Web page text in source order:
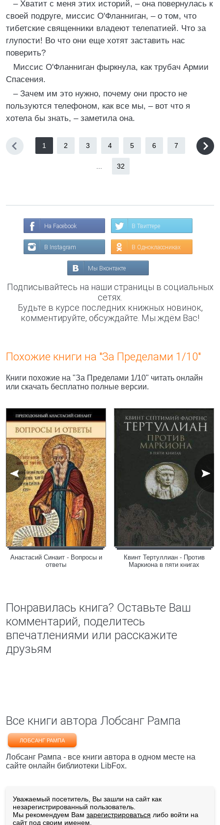
– Хватит с меня этих историй, – она повернулась к
своей подруге, миссис О'Фланниган, – о том, что
тибетские священники владеют телепатией. Что за
глупости! Во что они еще хотят заставить нас
поверить?
Миссис О'Фланниган фыркнула, как трубач Армии
Спасения.
– Зачем им это нужно, почему они просто не
пользуются телефоном, как все мы, – вот что я
хотела бы знать, – заметила она.
1 2 3 4 5 6 7
32
На Facebook В Твиттере
В Instagram В Одноклассниках
Мы Вконтакте
Подписывайтесь на наши страницы в социальных
сетях.
Будьте в курсе последних книжных новинок,
комментируйте, обсуждайте. Мы ждём Вас!
Похожие книги на "За Пределами 1/10"
Книги похожие на "За Пределами 1/10" читать онлайн
или скачать бесплатно полные версии.
Анастасий Синаит - Вопросы и
ответы
Квинт Тертуллиан - Против
Маркиона в пяти книгах
Понравилась книга? Оставьте Ваш
комментарий, поделитесь
впечатлениями или расскажите
друзьям
Все книги автора Лобсанг Рампа
ЛОБСАНГ РАМПА
Лобсанг Рампа - все книги автора в одном месте на
сайте онлайн библиотеки LibFox.
Уважаемый посетитель, Вы зашли на сайт как
незарегистрированный пользователь.
Мы рекомендуем Вам зарегистрироваться либо войти на
сайт под своим именем.